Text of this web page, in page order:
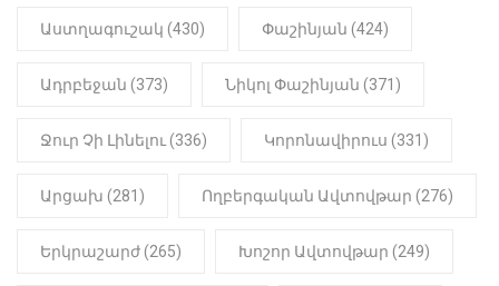
ԻՐԱԴԱՐՁԱՅԻՆ 22:01
մանկապղծության համար
մարմինը
Աստղագուշակ (430) Փաշինյան (424)
Ադրբեջան (373) Նիկոլ Փաշինյան (371)
Ջուր Չի Լինելու (336) Կորոնավիրուս (331)
Արցախ (281) Ողբերգական Ավտովթար (276)
Երկրաշարժ (265) Խոշոր Ավտովթար (249)